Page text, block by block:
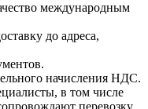
международным
до адреса,
начисления НДС.
в том числе